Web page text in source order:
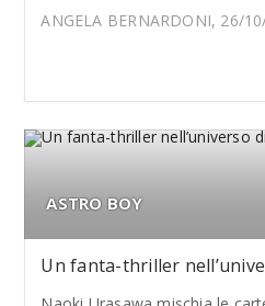
ANGELA BERNARDONI, 26/
ASTRO BOY
Un fanta-thriller